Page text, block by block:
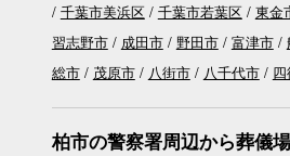
千葉市美浜区
千葉市若葉区 東金
習志野市
成田市 野田市 富津市
総市
茂原市 八街市 八千代市
柏市の警察署周辺から葬儀